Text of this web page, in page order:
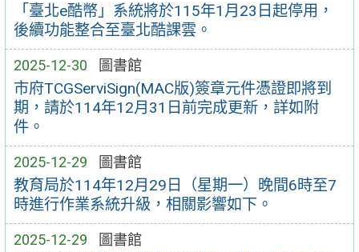
「臺北e酷幣」系統將於115年1月23日起停用，
後續功能整合至臺北酷課雲。
2025-12-30 圖書館
市府TCGServiSign(MAC版)簽章元件憑證即將到
期，請於114年12月31日前完成更新，詳如附
件。
2025-12-29 圖書館
教育局於114年12月29日（星期一）晚間6時至7
時進行作業系統升級，相關影響如下。
2025-12-29 圖書館